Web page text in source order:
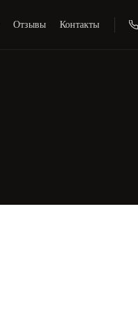
Отзывы Контакты